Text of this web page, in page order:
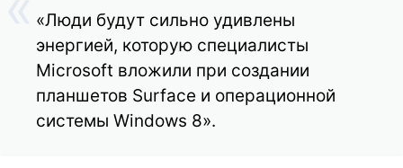
«Люди будут сильно удивлены
энергией, которую специалисты
Microsoft вложили при создании
планшетов Surface и операционной
системы Windows 8».